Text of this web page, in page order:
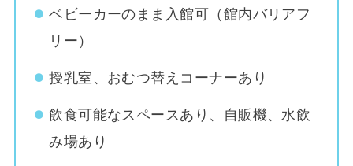
ベビーカーのまま入館可（館内バリアフ
リー）
授乳室、おむつ替えコーナーあり
飲食可能なスペースあり、自販機、水飲
み場あり